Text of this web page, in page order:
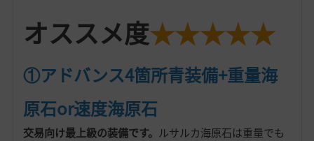
オススメ度★★★★★
①アドバンス4箇所青装備+重量海
原石or速度海原石
交易向け最上級の装備です。 ルサルカ海原石は重量でも